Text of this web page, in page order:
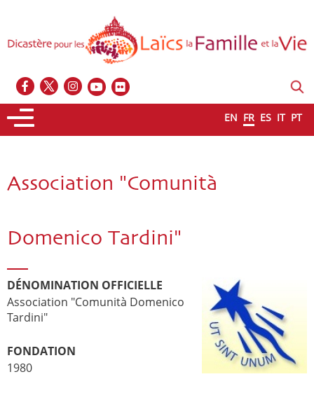
EN FR ES IT PT
Association "Comunità
Domenico Tardini"
DÉNOMINATION OFFICIELLE
Association "Comunità Domenico
Tardini"
FONDATION
1980